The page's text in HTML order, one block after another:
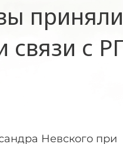
связи с
Невского при